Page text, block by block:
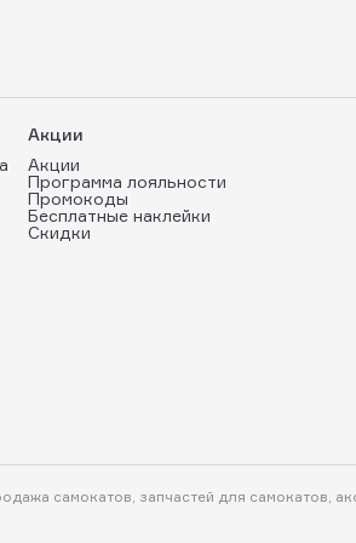
Акции
Акции
Программа лояльности
Промокоды
Бесплатные наклейки
Скидки
самокатов, запчастей для самокатов,